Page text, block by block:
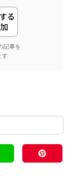
記事を
す